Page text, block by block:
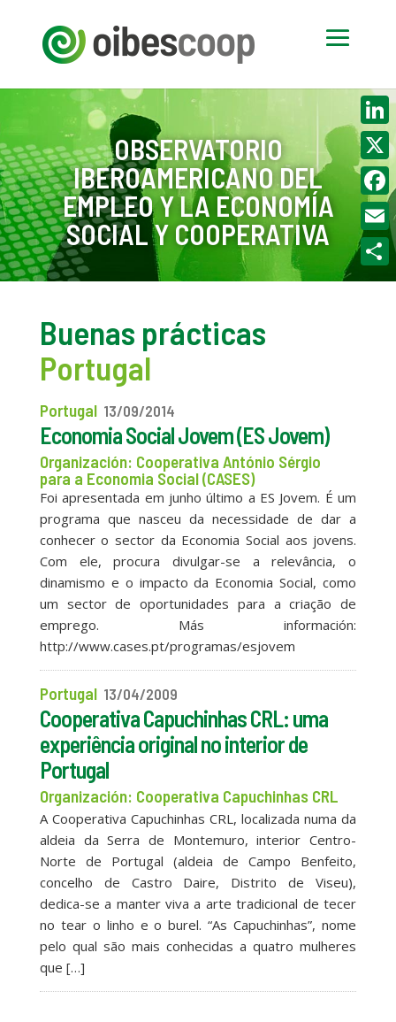
OBSERVATORIO
IBEROAMERICANO DEL
EMPLEO Y LA ECONOMÍA
SOCIAL Y COOPERATIVA
Buenas prácticas
Portugal
Portugal 13/09/2014
Economia Social Jovem (ES Jovem)
Organización: Cooperativa António Sérgio
para a Economia Social (CASES)
Foi apresentada em junho último a ES Jovem. É um
programa que nasceu da necessidade de dar a
conhecer o sector da Economia Social aos jovens.
Com ele, procura divulgar-se a relevância, o
dinamismo e o impacto da Economia Social, como
um sector de oportunidades para a criação de
emprego. Más información:
http://www.cases.pt/programas/esjovem
Portugal 13/04/2009
Cooperativa Capuchinhas CRL: uma
experiência original no interior de
Portugal
Organización: Cooperativa Capuchinhas CRL
A Cooperativa Capuchinhas CRL, localizada numa da
aldeia da Serra de Montemuro, interior Centro-
Norte de Portugal (aldeia de Campo Benfeito,
concelho de Castro Daire, Distrito de Viseu),
dedica-se a manter viva a arte tradicional de tecer
no tear o linho e o burel. “As Capuchinhas”, nome
pelo qual são mais conhecidas a quatro mulheres
que […]
X
Email